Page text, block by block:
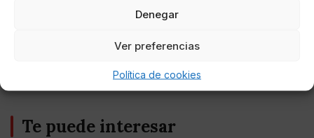
Denegar
Ver preferencias
Política de cookies
Entretenimiento
Te puede interesar